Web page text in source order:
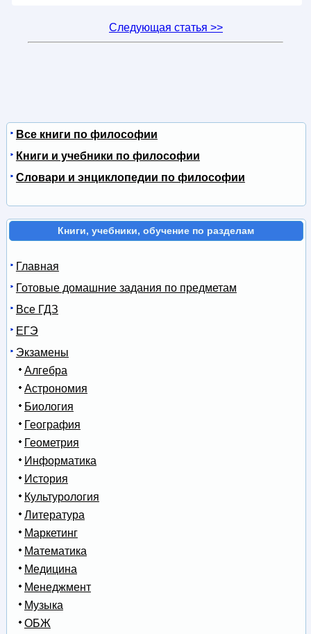
Следующая статья >>
Все книги по философии
Книги и учебники по философии
Словари и энциклопедии по философии
Книги, учебники, обучение по разделам
Главная
Готовые домашние задания по предметам
Все ГДЗ
ЕГЭ
Экзамены
Алгебра
Астрономия
Биология
География
Геометрия
Информатика
История
Культурология
Литература
Маркетинг
Математика
Медицина
Менеджмент
Музыка
ОБЖ